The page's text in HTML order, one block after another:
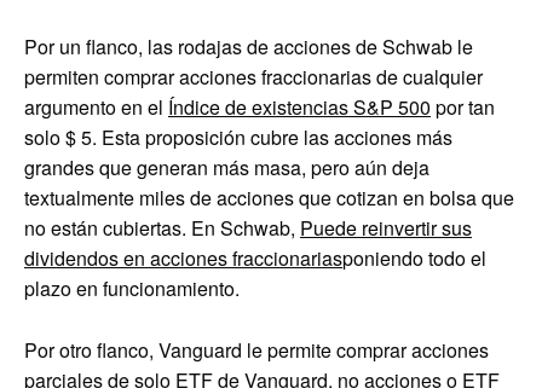
Por un flanco, las rodajas de acciones de Schwab le
permiten comprar acciones fraccionarias de cualquier
argumento en el Índice de existencias S&P 500 por tan
solo $ 5. Esta proposición cubre las acciones más
grandes que generan más masa, pero aún deja
textualmente miles de acciones que cotizan en bolsa que
no están cubiertas. En Schwab, Puede reinvertir sus
dividendos en acciones fraccionariasponiendo todo el
plazo en funcionamiento.
Por otro flanco, Vanguard le permite comprar acciones
parciales de solo ETF de Vanguard, no acciones o ETF